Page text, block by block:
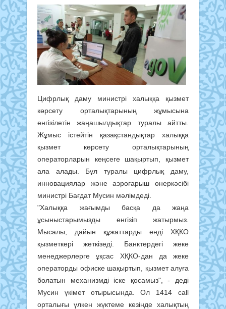
Цифрлық даму министрі халыққа қызмет
көрсету орталықтарының жұмысына
енгізілетін жаңашылдықтар туралы айтты.
Жұмыс істейтін қазақстандықтар халыққа
қызмет көрсету орталықтарының
операторларын кеңсеге шақыртып, қызмет
ала алады. Бұл туралы цифрлық даму,
инновациялар және аэроғарыш өнеркәсібі
министрі Бағдат Мусин мәлімдеді.
"Халыққа жағымды басқа да жаңа
ұсыныстарымызды енгізіп жатырмыз.
Мысалы, дайын құжаттарды енді ХҚКО
қызметкері жеткізеді. Банктердегі жеке
менеджерлерге ұқсас ХҚКО-дан да жеке
операторды офиске шақыртып, қызмет алуға
болатын механизмді іске қосамыз", - деді
Мусин үкімет отырысында. Ол 1414 call
орталығы үлкен жүктеме кезінде халықтың